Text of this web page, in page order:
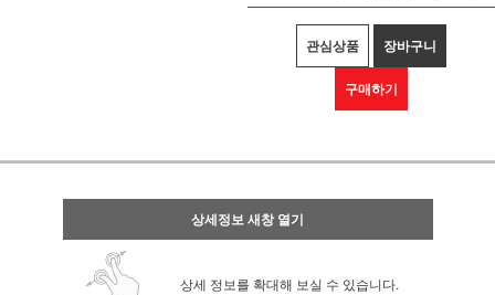
관심상품 장바구니
구매하기
상세정보 새창 열기
상세 정보를 확대해 보실 수 있습니다.